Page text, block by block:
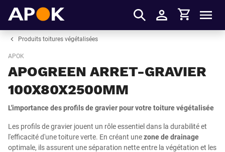
S'identifier
Panier
Produits toitures végétalisées
APOK
APOGREEN ARRET-GRAVIER
100X80X2500MM
L'importance des profils de gravier pour votre toiture végétalisée
Les profils de gravier jouent un rôle essentiel dans la durabilité et
l'efficacité d'une toiture verte. En créant unezone de drainage
optimale, ils assurent une séparation nette entre la végétation et les